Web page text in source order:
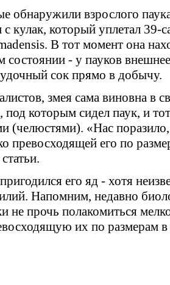
обнаружили взрослого
кулак, который уплетал 39-
В тот момент она
состоянии - у пауков
сок прямо в добычу.
змея сама виновна в
под которым сидел паук, и
(челюстями). «Нас
превосходящей его по
его яд - хотя
Напомним, недавно
не прочь полакомиться
их по размерам в